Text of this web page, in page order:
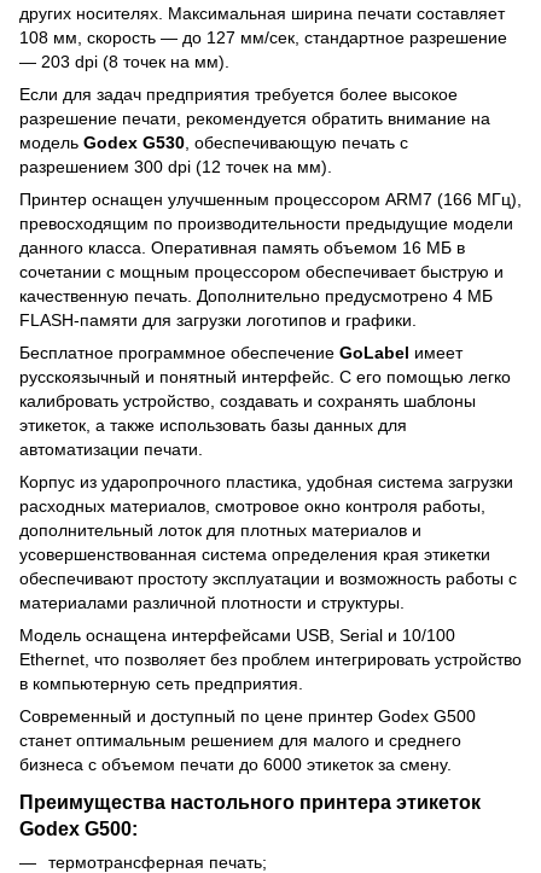
других носителях. Максимальная ширина печати составляет
108 мм, скорость — до 127 мм/сек, стандартное разрешение
— 203 dpi (8 точек на мм).
Если для задач предприятия требуется более высокое
разрешение печати, рекомендуется обратить внимание на
модель Godex G530 , обеспечивающую печать с
разрешением 300 dpi (12 точек на мм).
Принтер оснащен улучшенным процессором ARM7 (166 МГц),
превосходящим по производительности предыдущие модели
данного класса. Оперативная память объемом 16 МБ в
сочетании с мощным процессором обеспечивает быструю и
качественную печать. Дополнительно предусмотрено 4 МБ
FLASH-памяти для загрузки логотипов и графики.
Бесплатное программное обеспечение GoLabel имеет
русскоязычный и понятный интерфейс. С его помощью легко
калибровать устройство, создавать и сохранять шаблоны
этикеток, а также использовать базы данных для
автоматизации печати.
Корпус из ударопрочного пластика, удобная система загрузки
расходных материалов, смотровое окно контроля работы,
дополнительный лоток для плотных материалов и
усовершенствованная система определения края этикетки
обеспечивают простоту эксплуатации и возможность работы с
материалами различной плотности и структуры.
Модель оснащена интерфейсами USB, Serial и 10/100
Ethernet, что позволяет без проблем интегрировать устройство
в компьютерную сеть предприятия.
Современный и доступный по цене принтер Godex G500
станет оптимальным решением для малого и среднего
бизнеса с объемом печати до 6000 этикеток за смену.
Преимущества настольного принтера этикеток
Godex G500:
термотрансферная печать;